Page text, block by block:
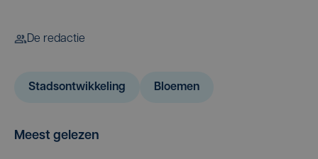
De redactie
Stadsontwikkeling Bloemen
Meest gelezen